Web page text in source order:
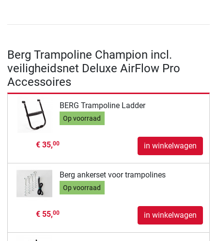
Berg Trampoline Champion incl.
veiligheidsnet Deluxe AirFlow Pro
Accessoires
BERG Trampoline Ladder
Op voorraad
€ 35,00 in winkelwagen
Berg ankerset voor trampolines
Op voorraad
€ 55,00 in winkelwagen